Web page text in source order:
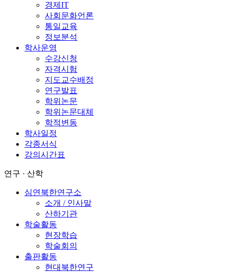
경제IT
사회문화언론
통일교육
정보분석
학사운영
수강신청
자격시험
지도교수배정
연구발표
학위논문
학위논문대체
학적변동
학사일정
각종서식
강의시간표
연구 · 산학
심연북한연구소
소개 / 인사말
산하기관
학술활동
현장학습
학술회의
출판활동
현대북한연구